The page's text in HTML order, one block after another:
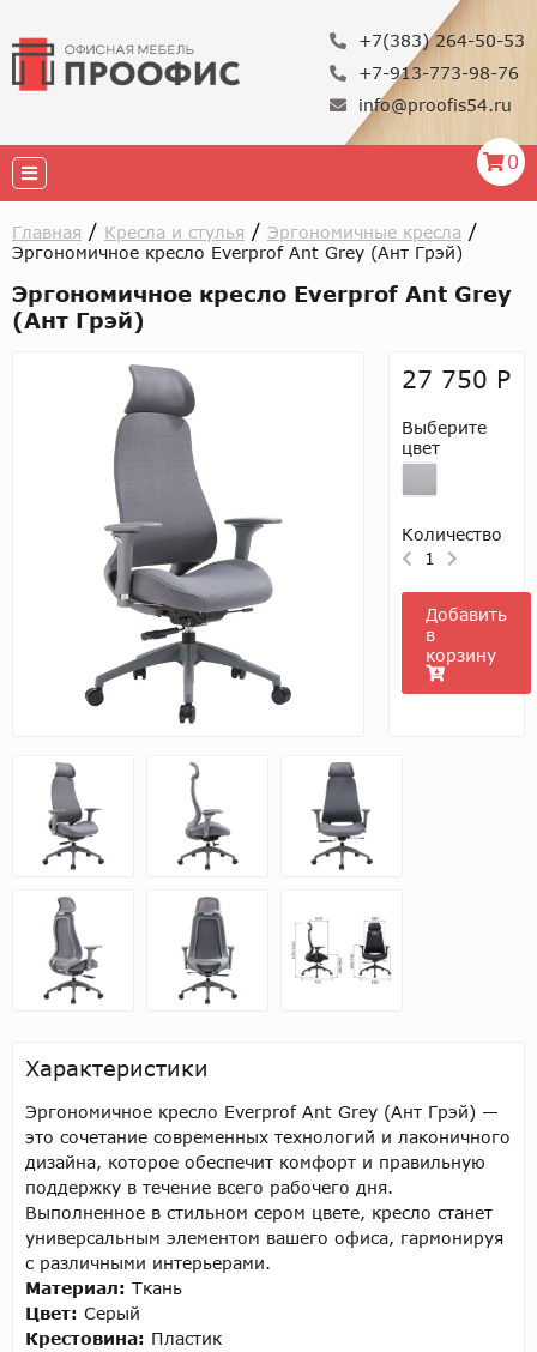
+7(383) 264-50-53
+7-913-773-98-76
info@proofis54.ru
0
Главная / Кресла и стулья / Эргономичные кресла /
Эргономичное кресло Everprof Ant Grey (Ант Грэй)
Эргономичное кресло Everprof Ant Grey
(Ант Грэй)
27 750 Р
Выберите
цвет
Количество
1
Добавить
в
корзину
Характеристики
Эргономичное кресло Everprof Ant Grey (Ант Грэй) —
это сочетание современных технологий и лаконичного
дизайна, которое обеспечит комфорт и правильную
поддержку в течение всего рабочего дня.
Выполненное в стильном сером цвете, кресло станет
универсальным элементом вашего офиса, гармонируя
с различными интерьерами.
Материал: Ткань
Цвет: Серый
Крестовина: Пластик